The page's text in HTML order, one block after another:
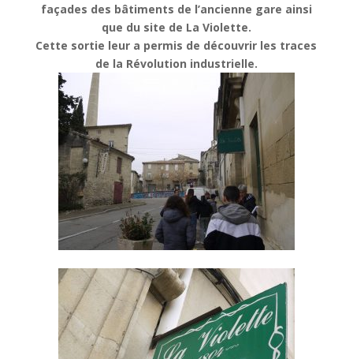
façades des bâtiments de l’ancienne gare ainsi
que du site de La Violette.
Cette sortie leur a permis de découvrir les traces
de la Révolution industrielle.